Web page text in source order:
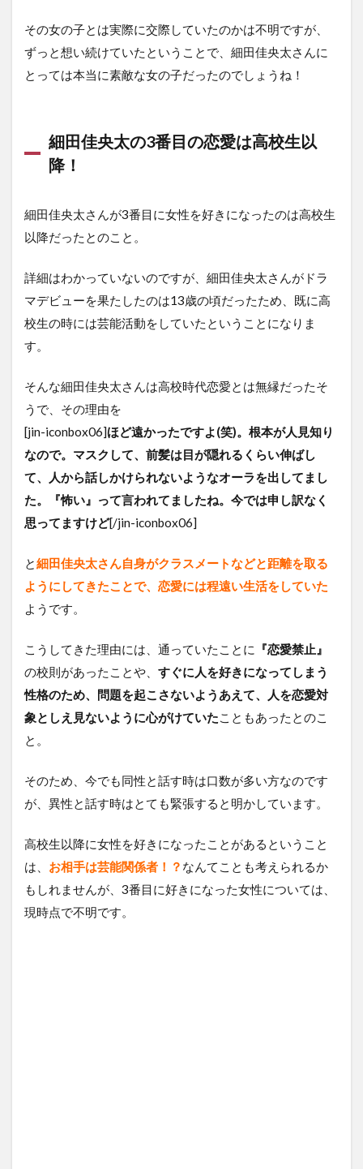
その女の子とは実際に交際していたのかは不明ですが、
ずっと想い続けていたということで、細田佳央太さんに
とっては本当に素敵な女の子だったのでしょうね！
細田佳央太の3番目の恋愛は高校生以
降！
細田佳央太さんが3番目に女性を好きになったのは高校生
以降だったとのこと。
詳細はわかっていないのですが、細田佳央太さんがドラ
マデビューを果たしたのは13歳の頃だったため、既に高
校生の時には芸能活動をしていたということになりま
す。
そんな細田佳央太さんは高校時代恋愛とは無縁だったそ
うで、その理由を
[jin-iconbox06]ほど遠かったですよ(笑)。根本が人見知り
なので。マスクして、前髪は目が隠れるくらい伸ばし
て、人から話しかけられないようなオーラを出してまし
た。『怖い』って言われてましたね。今では申し訳なく
思ってますけど[/jin-iconbox06]
と細田佳央太さん自身がクラスメートなどと距離を取る
ようにしてきたことで、恋愛には程遠い生活をしていた
ようです。
こうしてきた理由には、通っていたことに
『恋愛禁止』
の校則があったことや、 すぐに人を好きになってしまう
性格のため、問題を起こさないようあえて、人を恋愛対
象としえ見ないように心がけていたこともあったとのこ
と。
そのため、今でも同性と話す時は口数が多い方なのです
が、異性と話す時はとても緊張すると明かしています。
高校生以降に女性を好きになったことがあるということ
は、 お相手は芸能関係者！？ なんてことも考えられるか
もしれませんが、3番目に好きになった女性については、
現時点で不明です。